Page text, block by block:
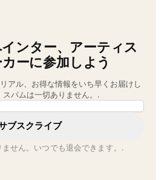
ンター、アーティス
カーに参加しよう
アル、お得な情報をいち早くお届けし
スパムは一切ありません。.
ブスクライブ
ません。いつでも退会できます。.